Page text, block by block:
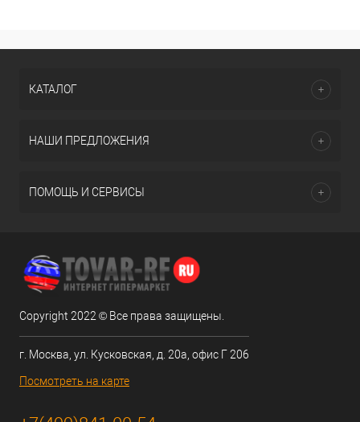
КАТАЛОГ
НАШИ ПРЕДЛОЖЕНИЯ
ПОМОЩЬ И СЕРВИСЫ
Copyright 2022 © Все права защищены.
г. Москва, ул. Кусковская, д. 20а, офис Г 206
Посмотреть на карте